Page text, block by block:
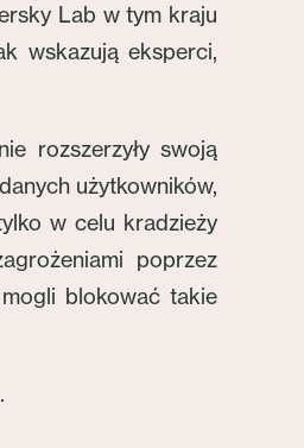
Lab w tym kraju
wskazują eksperci,
rozszerzyły swoją
użytkowników,
w celu kradzieży
poprzez
blokować takie